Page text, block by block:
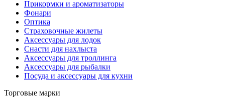
Прикормки и ароматизаторы
Фонари
Оптика
Страховочные жилеты
Аксессуары для лодок
Снасти для нахлыста
Аксессуары для троллинга
Аксессуары для рыбалки
Посуда и аксессуары для кухни
Торговые марки